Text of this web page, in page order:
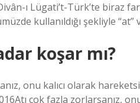
ı Lügati’t-Türk’te biraz
kullanıldığı şekliyle
koşar mı?
onu kalıcı olarak
çok fazla zorlarsanız,